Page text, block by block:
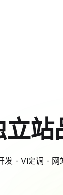
站
发 - VI定调 -